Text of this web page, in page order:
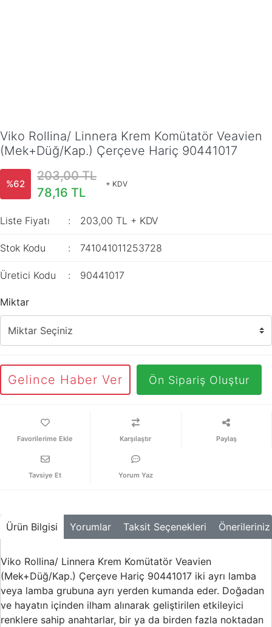
Viko Rollina/ Linnera Krem Komütatör Veavien
(Mek+Düğ/Kap.) Çerçeve Hariç 90441017
%62
203,00 TL
78,16 TL
+ KDV
Liste Fiyatı 203,00 TL + KDV
Stok Kodu 741041011253728
Üretici Kodu 90441017
Miktar
Gelince Haber Ver Ön Sipariş Oluştur
Karşılaştır Paylaş
Tavsiye Et Yorum Yaz
Ürün Bilgisi Yorumlar Taksit Seçenekleri Önerileriniz
Viko Rollina/ Linnera Krem Komütatör Veavien
(Mek+Düğ/Kap.) Çerçeve Hariç 90441017 iki ayrı lamba
veya lamba grubuna ayrı yerden kumanda eder. Doğadan
ve hayatın içinden ilham alınarak geliştirilen etkileyici
renklere sahip anahtarlar, bir ya da birden fazla noktadan